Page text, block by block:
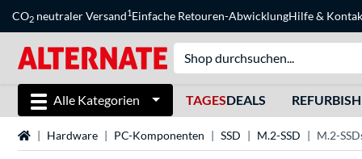
CO2 neutraler Versand1Einfache Retouren-AbwicklungHilfe&
Alle Kategorien TAGESDEALS
StartseiteHardware PC-Komponenten SSD M.2-SSD M.2-